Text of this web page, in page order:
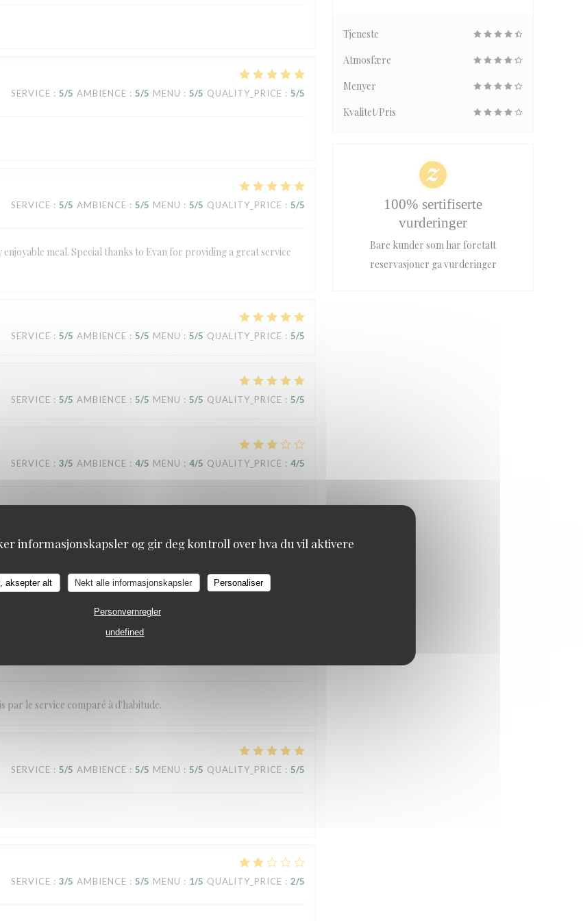
informasjonskapsler og gir deg kontroll over hva du vil aktivere
aksepter alt Nekt alle informasjonskapsler Personaliser
Personvernregler
undefined
SERVICE : 5/5 AMBIENCE : 5/5 MENU : 5/5 QUALITY_PRICE : 5/5
SERVICE : 5/5 AMBIENCE : 5/5 MENU : 5/5 QUALITY_PRICE : 5/5
meal. Special thanks to Evan for providing a great service
SERVICE : 5/5 AMBIENCE : 5/5 MENU : 5/5 QUALITY_PRICE : 5/5
SERVICE : 5/5 AMBIENCE : 5/5 MENU : 5/5 QUALITY_PRICE : 5/5
SERVICE : 3/5 AMBIENCE : 4/5 MENU : 4/5 QUALITY_PRICE : 4/5
prévu 1h au final il faut compter 1h30. On a mangé en express
SERVICE: 4 /5 AMBIENCE: 4/5 MENU: 5/5 QUALITY_PRICE
par le service comparé à d'habitude.
SERVICE : 5/5 AMBIENCE : 5/5 MENU : 5/5 QUALITY_PRICE : 5/5
SERVICE : 3/5 AMBIENCE : 5/5 MENU : 1/5 QUALITY_PRICE : 2/5
Tjeneste
Atmosfære
Menyer
Kvalitet/Pris
100% sertifiserte
vurderinger
Bare kunder som har foretatt
reservasjoner ga vurderinger